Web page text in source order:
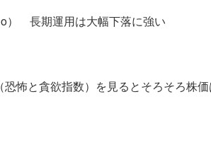
） 長期運用は大幅下落に強い
怖と貪欲指数）を見るとそろそろ株価